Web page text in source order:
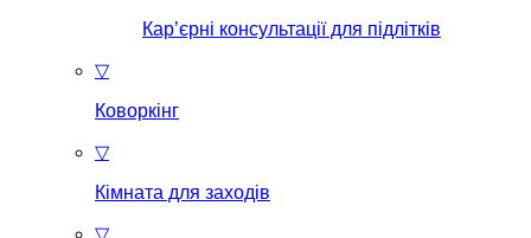
Кар’єрні консультації для підлітків
▽
Коворкінг
▽
Кімната для заходів
▽